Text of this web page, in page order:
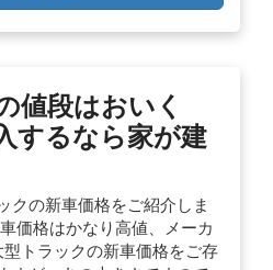
値段はおいく
するなら家が建
クの新車価格をご紹介しま
価格はかなり高値、メーカ
トラックの新車価格をご存